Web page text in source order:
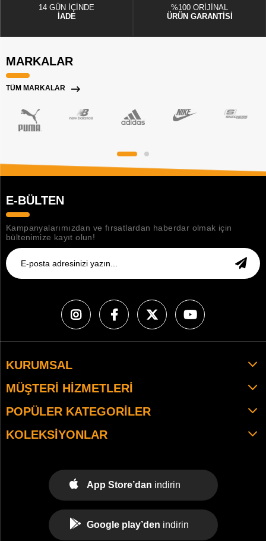
14 GÜN İÇİNDE
İADE
%100 ORİJİNAL
ÜRÜN GARANTİSİ
MARKALAR
TÜM MARKALAR
E-BÜLTEN
Kampanyalarımızdan ve fırsatlardan haberdar olmak için
bültenimize kayıt olun!
KURUMSAL
MÜŞTERI HIZMETLERI
POPÜLER KATEGORILER
KOLEKSIYONLAR
App Store’dan indirin
Google play’den indirin